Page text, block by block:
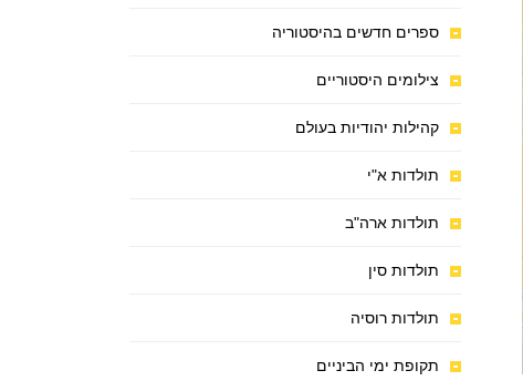
ספרים חדשים בהיסטוריה
צילומים היסטוריים
קהילות יהודיות בעולם
תולדות א"י
תולדות ארה"ב
תולדות סין
תולדות רוסיה
תקופת ימי הביניים